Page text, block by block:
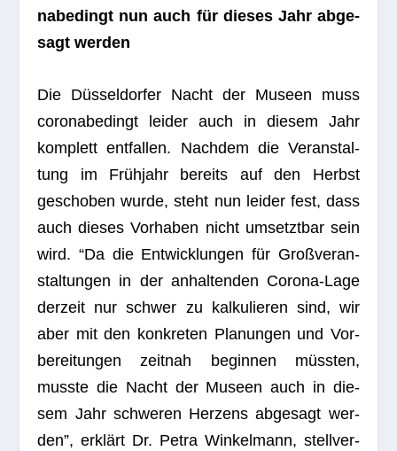
nabe­dingt nun auch für die­ses Jahr abge­
sagt werden
Die Düs­sel­dor­fer Nacht der Museen muss
coro­nabe­dingt lei­der auch in die­sem Jahr
kom­plett ent­fal­len. Nach­dem die Ver­an­stal­
tung im Früh­jahr bereits auf den Herbst
gescho­ben wurde, steht nun lei­der fest, dass
auch die­ses Vor­ha­ben nicht umsetzt­bar sein
wird. “Da die Ent­wick­lun­gen für Groß­ver­an­
stal­tun­gen in der anhal­ten­den Corona-Lage
der­zeit nur schwer zu kal­ku­lie­ren sind, wir
aber mit den kon­kre­ten Pla­nun­gen und Vor­
be­rei­tun­gen zeit­nah begin­nen müss­ten,
musste die Nacht der Museen auch in die­
sem Jahr schwe­ren Her­zens abge­sagt wer­
den”, erklärt Dr. Petra Win­kel­mann, stell­ver­